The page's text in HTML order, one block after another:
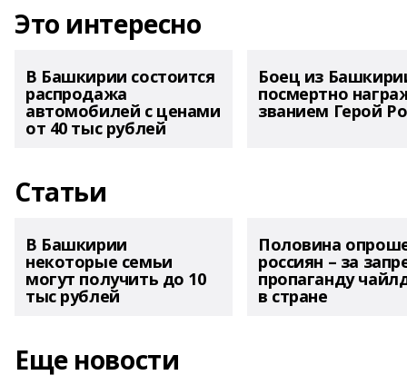
Это интересно
В Башкирии состоится
распродажа
автомобилей с ценами
от 40 тыс рублей
Боец из
посмертно
званием Герой
Статьи
В Башкирии
некоторые семьи
могут получить до 10
тыс рублей
Половина
россиян – за
пропаганду
в стране
Еще новости